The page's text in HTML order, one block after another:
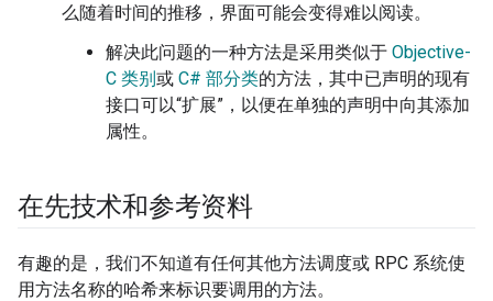
么随着时间的推移，界面可能会变得难以阅读。
解决此问题的一种方法是采用类似于 Objective-
C 类别或 C# 部分类的方法，其中已声明的现有
接口可以“扩展”，以便在单独的声明中向其添加
属性。
在先技术和参考资料
有趣的是，我们不知道有任何其他方法调度或 RPC 系统使
用方法名称的哈希来标识要调用的方法。